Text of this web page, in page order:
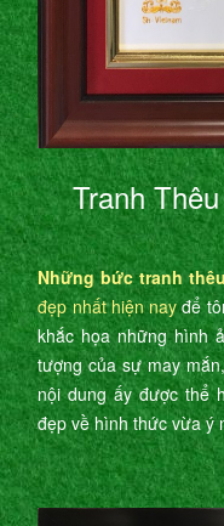
Tranh
Những bức tranh
đẹp nhất hiện nayđể
khắc họa những hình
tượng của sự may
nội dung ấy được thể
đẹp về hình thức vừa ý